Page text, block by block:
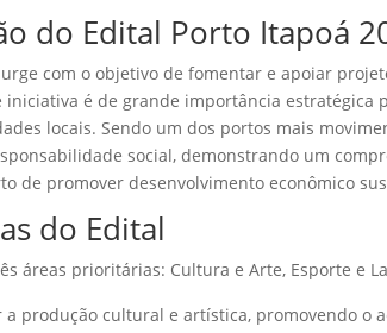
do Edital Porto Itapoá
com o objetivo de fomentar e apoiar
iniciativa é de grande importância
locais. Sendo um dos portos mais
social, demonstrando um
de promover desenvolvimento econômico
do Edital
áreas prioritárias: Cultura e Arte, Esporte e
a produção cultural e artística, promovendo o